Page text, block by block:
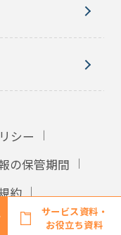
サービス資料・
お役立ち資料
シー
の保管期間
約